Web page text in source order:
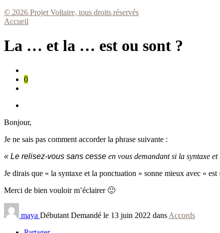
© 2026 Projet Voltaire, tous droits réservés
Accueil
La … et la … est ou sont ?
0
Bonjour,
Je ne sais pas comment accorder la phrase suivante :
« Le relisez-vous sans cesse en vous demandant si la syntaxe
Je dirais que « la syntaxe et la ponctuation » sonne mieux avec «
Merci de bien vouloir m’éclairer 🙂
maya Débutant Demandé le 13 juin 2022 dans Accords